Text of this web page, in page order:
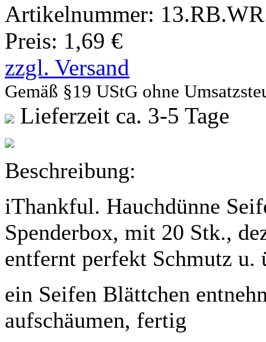
Artikelnummer:
Preis: 1,69 €
zzgl. Versand
Gemäß §19 UStG ohne
Lieferzeit ca. 3-5 Tage
Beschreibung:
iThankful. Hauchdünne
Spenderbox, mit 20 Stk.,
entfernt perfekt Schmutz u.
ein Seifen Blättchen
aufschäumen, fertig